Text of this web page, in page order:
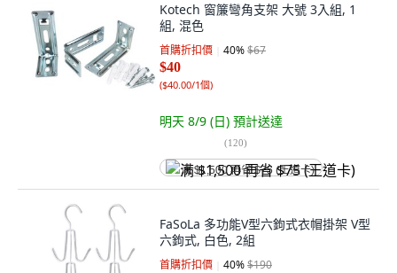
Kotech 窗簾彎角支架 大號 3入組, 1
組, 混色
首購折扣價 40%$67
$40
($40.00/1個)
明天 8/9 (日) 預計送達
(120)
满 $1,500 再省 $75 (王道卡)
FaSoLa 多功能V型六鉤式衣帽掛架 V型
六鉤式, 白色, 2組
首購折扣價 40%$190